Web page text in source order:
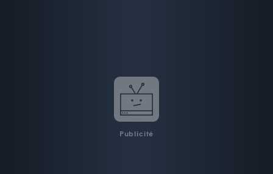
Publicité